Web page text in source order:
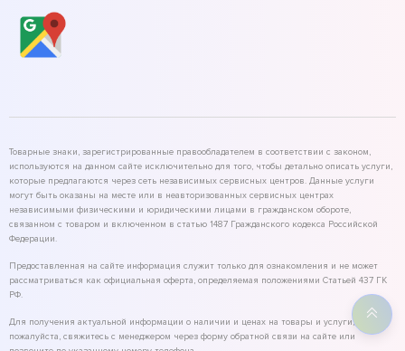
Товарные знаки, зарегистрированные правообладателем в соответствии с законом,
используются на данном сайте исключительно для того, чтобы детально описать услуги,
которые предлагаются через сеть независимых сервисных центров. Данные услуги
могут быть оказаны на месте или в неавторизованных сервисных центрах
независимыми физическими и юридическими лицами в гражданском обороте,
связанном с товаром и включенном в статью 1487 Гражданского кодекса Российской
Федерации.
Предоставленная на сайте информация служит только для ознакомления и не может
рассматриваться как официальная оферта, определяемая положениями Статьей 437 ГК
РФ.
Для получения актуальной информации о наличии и ценах на товары и услуги,
пожалуйста, свяжитесь с менеджером через форму обратной связи на сайте или